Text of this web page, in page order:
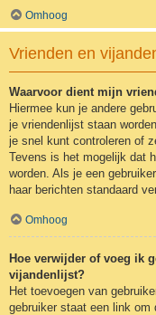
Omhoog
Vrienden en
Waarvoor dient mijn
Hiermee kun je andere
je vriendenlijst staan
je snel kunt controleren of
Tevens is het mogelijk dat
worden. Als je een
haar berichten standaard
Omhoog
Hoe verwijder of voeg ik
vijandenlijst?
Het toevoegen van
gebruiker staat een link om